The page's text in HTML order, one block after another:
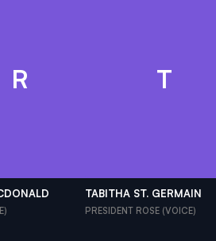
R T
TABITHA ST. GERMAIN
PRESIDENT ROSE (VOICE)